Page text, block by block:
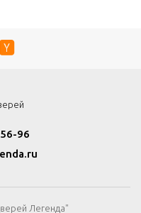
96
Легенда"